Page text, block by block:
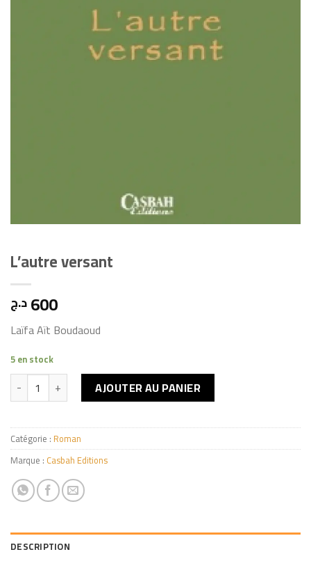
L’autre versant
600د.ج
Laïfa Aït Boudaoud
5 en stock
quantité de L'autre versantAJOUTER AU PANIER
Catégorie : Roman
Marque : Casbah Editions
DESCRIPTION